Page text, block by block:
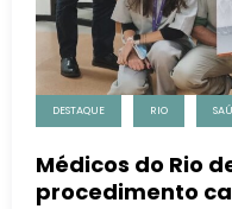
DESTAQUE RIO
Médicos do Rio
procedimento